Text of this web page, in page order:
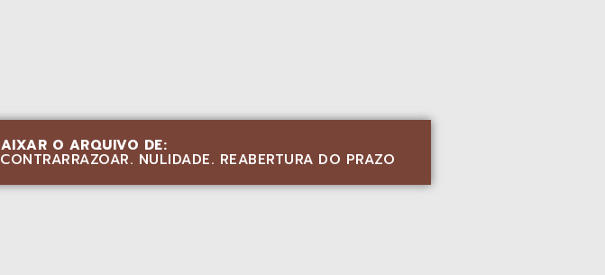
O ARQUIVO DE:
NULIDADE. REABERTURA DO PRAZO